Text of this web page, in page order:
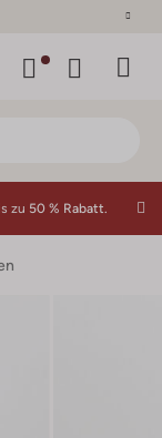
zu 50 % Rabatt.